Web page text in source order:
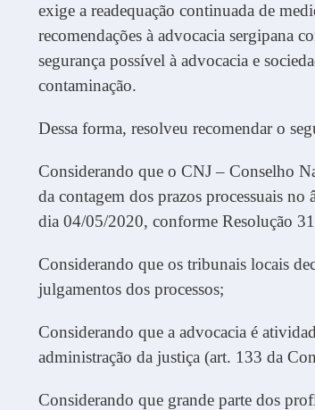
exige a readequação continuada de
recomendações à advocacia sergipana
segurança possível à advocacia e
contaminação.
Dessa forma, resolveu recomendar o
Considerando que o CNJ – Conselho
da contagem dos prazos processuais
dia 04/05/2020, conforme Resolução
Considerando que os tribunais locais
julgamentos dos processos;
Considerando que a advocacia é
administração da justiça (art. 133 da
Considerando que grande parte dos